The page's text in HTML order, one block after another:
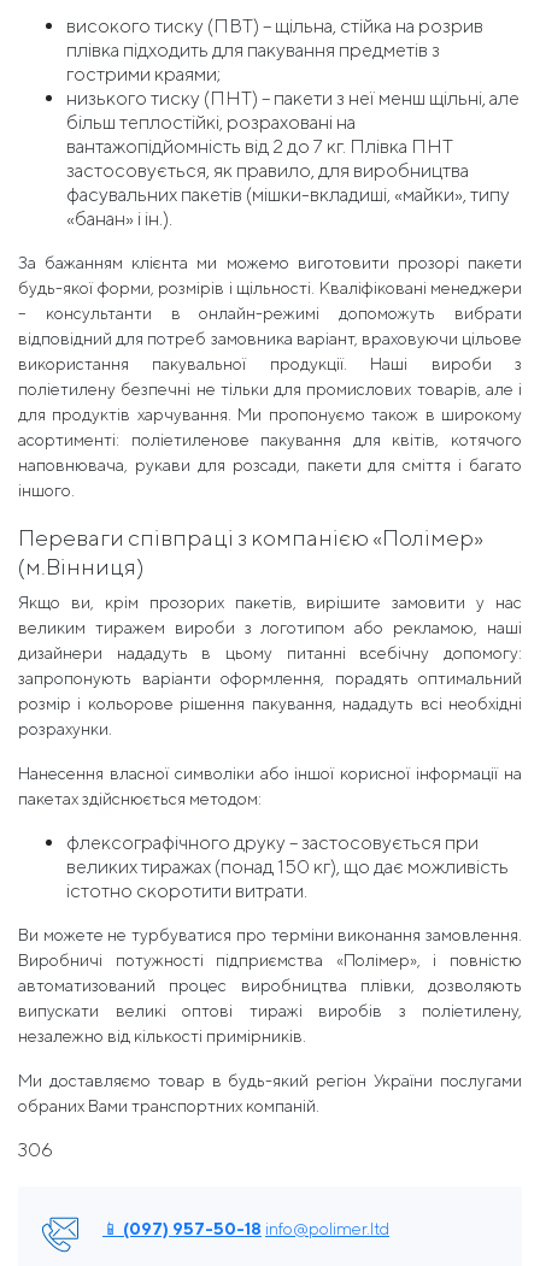
високого тиску (ПВТ) – щільна, стійка на розрив
плівка підходить для пакування предметів з
гострими краями;
низького тиску (ПНТ) – пакети з неї менш щільні, але
більш теплостійкі, розраховані на
вантажопідйомність від 2 до 7 кг. Плівка ПНТ
застосовується, як правило, для виробництва
фасувальних пакетів (мішки-вкладиші, «майки», типу
«банан» і ін.).
За бажанням клієнта ми можемо виготовити прозорі пакети
будь-якої форми, розмірів і щільності. Кваліфіковані менеджери
– консультанти в онлайн-режимі допоможуть вибрати
відповідний для потреб замовника варіант, враховуючи цільове
використання пакувальної продукції. Наші вироби з
поліетилену безпечні не тільки для промислових товарів, але і
для продуктів харчування. Ми пропонуємо також в широкому
асортименті: поліетиленове пакування для квітів, котячого
наповнювача, рукави для розсади, пакети для сміття і багато
іншого.
Переваги співпраці з компанією «Полімер»
(м.Вінниця)
Якщо ви, крім прозорих пакетів, вирішите замовити у нас
великим тиражем вироби з логотипом або рекламою, наші
дизайнери нададуть в цьому питанні всебічну допомогу:
запропонують варіанти оформлення, порадять оптимальний
розмір і кольорове рішення пакування, нададуть всі необхідні
розрахунки.
Нанесення власної символіки або іншої корисної інформації на
пакетах здійснюється методом:
флексографічного друку – застосовується при
великих тиражах (понад 150 кг), що дає можливість
істотно скоротити витрати.
Ви можете не турбуватися про терміни виконання замовлення.
Виробничі потужності підприємства «Полімер», і повністю
автоматизований процес виробництва плівки, дозволяють
випускати великі оптові тиражі виробів з поліетилену,
незалежно від кількості примірників.
Ми доставляємо товар в будь-який регіон України послугами
обраних Вами транспортних компаній.
306
📱 (097) 957-50-18 info@polimer.ltd